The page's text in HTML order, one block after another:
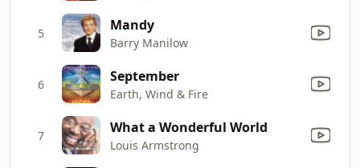
5 Mandy
Barry Manilow
6 September
Earth, Wind & Fire
7 What a Wonderful World
Louis Armstrong